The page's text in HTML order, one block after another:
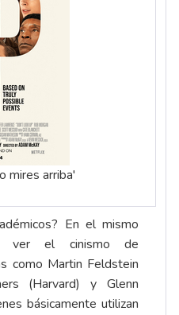
mires arriba'
En el mismo
ver el cinismo de
como Martin Feldstein
(Harvard) y Glenn
básicamente utilizan